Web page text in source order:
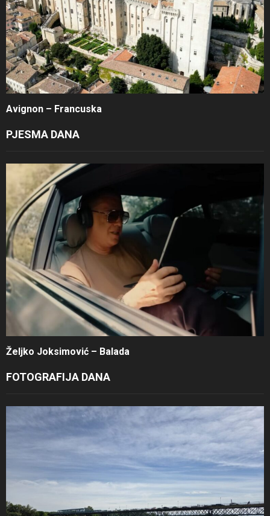
Avignon – Francuska
PJESMA DANA
Željko Joksimović – Balada
FOTOGRAFIJA DANA